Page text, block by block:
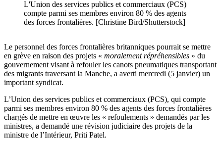
L'Union des services publics et commerciaux (PCS)
compte parmi ses membres environ 80 % des agents
des forces frontalières. [Christine Bird/Shutterstock]
Le personnel des forces frontalières britanniques pourrait se mettre
en grève en raison des projets « moralement répréhensibles » du
gouvernement visant à refouler les canots pneumatiques transportant
des migrants traversant la Manche, a averti mercredi (5 janvier) un
important syndicat.
L’Union des services publics et commerciaux (PCS), qui compte
parmi ses membres environ 80 % des agents des forces frontalières
chargés de mettre en œuvre les « refoulements » demandés par les
ministres, a demandé une révision judiciaire des projets de la
ministre de l’Intérieur, Priti Patel.